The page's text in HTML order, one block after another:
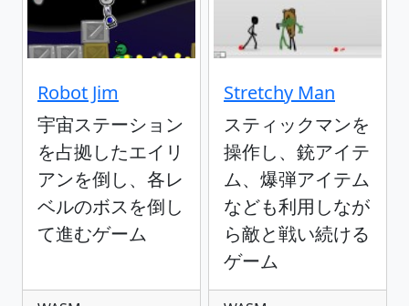
Robot Jim
宇宙ステーション
を占拠したエイリ
アンを倒し、各レ
ベルのボスを倒し
て進むゲーム
Stretchy Man
スティックマンを
操作し、銃アイテ
ム、爆弾アイテム
なども利用しなが
ら敵と戦い続ける
ゲーム